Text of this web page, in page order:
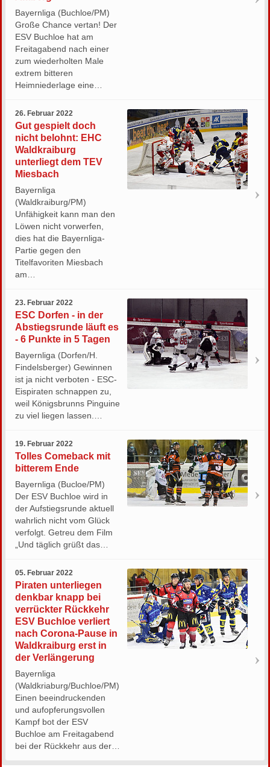
Bayernliga (Buchloe/PM)
Große Chance vertan! Der
ESV Buchloe hat am
Freitagabend nach einer
zum wiederholten Male
extrem bitteren
Heimniederlage eine…
26. Februar 2022
Gut gespielt doch
nicht belohnt: EHC
Waldkraiburg
unterliegt dem TEV
Miesbach
Bayernliga
(Waldkraiburg/PM)
Unfähigkeit kann man den
Löwen nicht vorwerfen,
dies hat die Bayernliga-
Partie gegen den
Titelfavoriten Miesbach
am…
23. Februar 2022
ESC Dorfen - in der
Abstiegsrunde läuft es
- 6 Punkte in 5 Tagen
Bayernliga (Dorfen/H.
Findelsberger) Gewinnen
ist ja nicht verboten - ESC-
Eispiraten schnappen zu,
weil Königsbrunns Pinguine
zu viel liegen lassen.…
19. Februar 2022
Tolles Comeback mit
bitterem Ende
Bayernliga (Bucloe/PM)
Der ESV Buchloe wird in
der Aufstiegsrunde aktuell
wahrlich nicht vom Glück
verfolgt. Getreu dem Film
„Und täglich grüßt das…
05. Februar 2022
Piraten unterliegen
denkbar knapp bei
verrückter Rückkehr
ESV Buchloe verliert
nach Corona-Pause in
Waldkraiburg erst in
der Verlängerung
Bayernliga
(Waldkriaburg/Buchloe/PM)
Einen beeindruckenden
und aufopferungsvollen
Kampf bot der ESV
Buchloe am Freitagabend
bei der Rückkehr aus der…